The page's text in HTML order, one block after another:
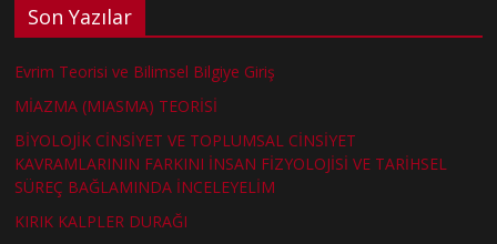
Son Yazılar
Evrim Teorisi ve Bilimsel Bilgiye Giriş
MİAZMA (MIASMA) TEORİSİ
BİYOLOJİK CİNSİYET VE TOPLUMSAL CİNSİYET
KAVRAMLARININ FARKINI İNSAN FİZYOLOJİSİ VE TARİHSEL
SÜREÇ BAĞLAMINDA İNCELEYELİM
KIRIK KALPLER DURAĞI